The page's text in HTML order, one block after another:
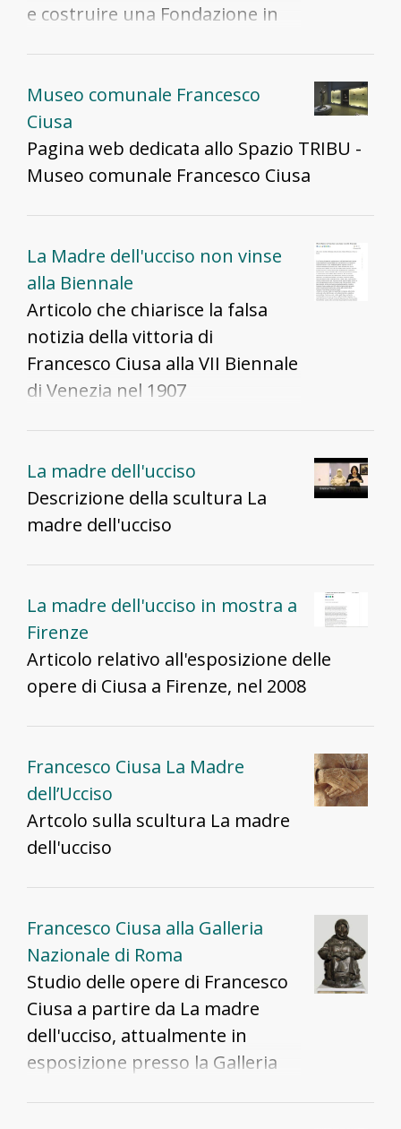
e costruire una Fondazione in
Museo comunale Francesco
Ciusa
Pagina web dedicata allo Spazio TRIBU -
Museo comunale Francesco Ciusa
La Madre dell'ucciso non vinse
alla Biennale
Articolo che chiarisce la falsa
notizia della vittoria di
Francesco Ciusa alla VII Biennale
di Venezia nel 1907
La madre dell'ucciso
Descrizione della scultura La
madre dell'ucciso
La madre dell'ucciso in mostra a
Firenze
Articolo relativo all'esposizione delle
opere di Ciusa a Firenze, nel 2008
Francesco Ciusa La Madre
dell’Ucciso
Artcolo sulla scultura La madre
dell'ucciso
Francesco Ciusa alla Galleria
Nazionale di Roma
Studio delle opere di Francesco
Ciusa a partire da La madre
dell'ucciso, attualmente in
esposizione presso la Galleria